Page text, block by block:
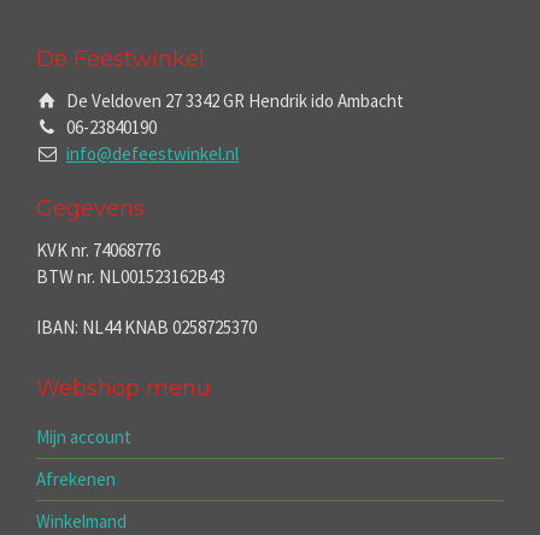
De Feestwinkel
De Veldoven 27 3342 GR Hendrik ido Ambacht
06-23840190
info@defeestwinkel.nl
Gegevens
KVK nr. 74068776
BTW nr. NL001523162B43
IBAN: NL44 KNAB 0258725370
Webshop menu
Mijn account
Afrekenen
Winkelmand